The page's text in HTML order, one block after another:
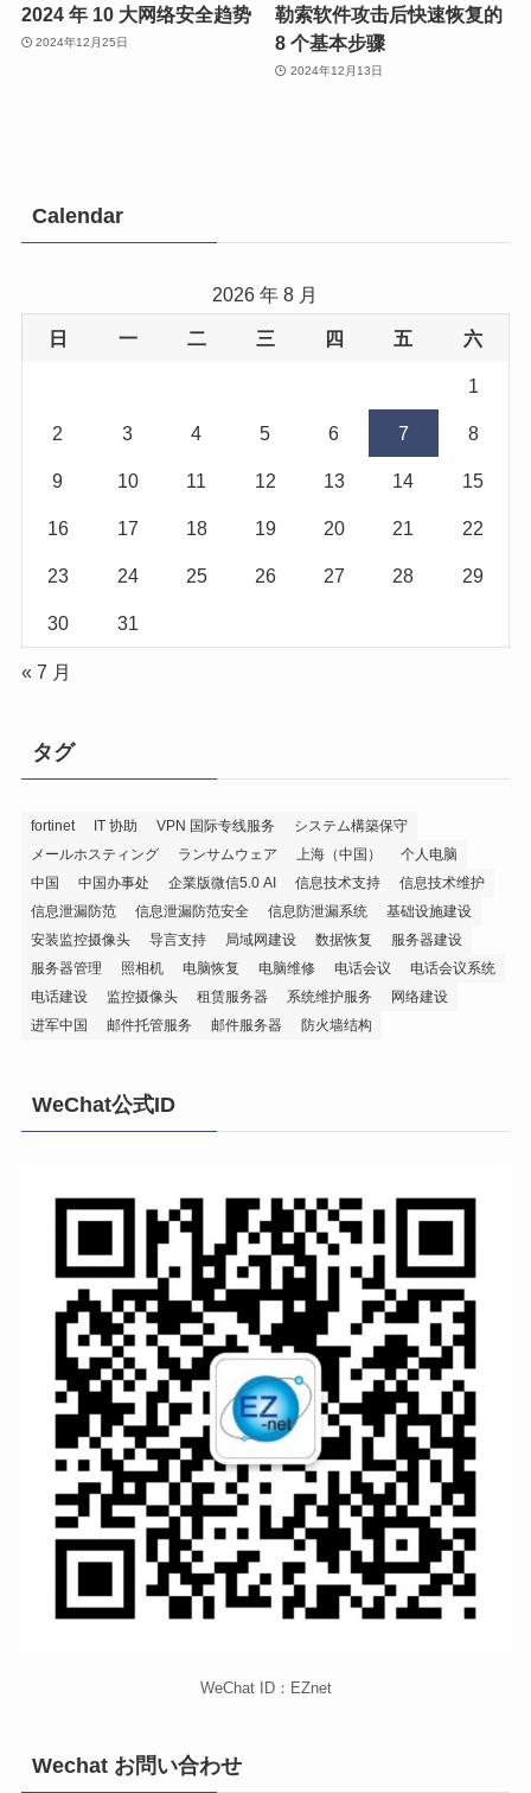
2024 年 10 大网络安全趋势
2024年12月25日
勒索软件攻击后快速恢复的
8 个基本步骤
2024年12月13日
Calendar
2026 年 8 月
日 一 二 三 四 五 六
1
2 3 4 5 6 7 8
9 10 11 12 13 14 15
16 17 18 19 20 21 22
23 24 25 26 27 28 29
30 31
« 7 月
タグ
fortinet IT 协助 VPN 国际专线服务
システム構築保守
メールホスティング
ランサムウェア 上海（中国）
个人电脑
中国
中国办事处 企業版微信5.0 AI 信息技术支持
信息技术维护
信息泄漏防范
信息泄漏防范安全 信息防泄漏系统
基础设施建设
安装监控摄像头
导言支持 局域网建设 数据恢复
服务器建设
服务器管理
照相机 电脑恢复 电脑维修 电话会议
电话会议系统
电话建设
监控摄像头 租赁服务器 系统维护服务
网络建设
进军中国
邮件托管服务 邮件服务器 防火墙结构
WeChat公式ID
WeChat ID：EZnet
Wechat お問い合わせ